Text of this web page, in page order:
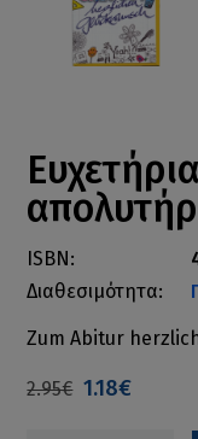
ISBN:
Διαθεσιμότητα:
Zum Abitur
2.95€ 1.18€